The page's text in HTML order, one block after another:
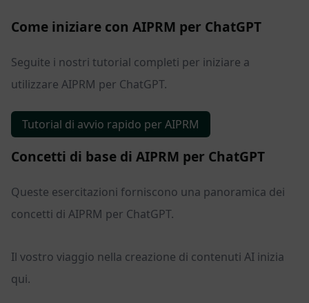
Come iniziare con AIPRM per ChatGPT
Seguite i nostri tutorial completi per iniziare a
utilizzare AIPRM per ChatGPT.
Tutorial di avvio rapido per AIPRM
Concetti di base di AIPRM per ChatGPT
Queste esercitazioni forniscono una panoramica dei
concetti di AIPRM per ChatGPT.
Il vostro viaggio nella creazione di contenuti AI inizia
qui.